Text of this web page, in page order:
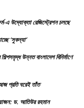
এ উদ্যোক্তা রেজিস্ট্রেশন চলছে
‘সুকন্যা’
উন্নত বাংলাদেশ বিনির্মাণে
প্রতি ঘরেই তাঁত
ড. আতিউর রহমান